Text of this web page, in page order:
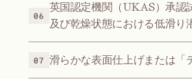
06
英国認定機関（UKAS）承認
及び乾燥状態における低滑り
07 滑らかな表面仕上げまたは「